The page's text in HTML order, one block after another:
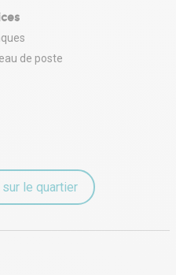
de poste
le quartier